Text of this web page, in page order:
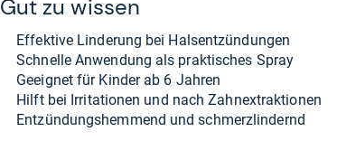
Gut zu wis­sen
Effek­tive Lin­de­rung bei Hals­ent­zün­dun­gen
Schnelle Anwen­dung als prak­ti­sches Spray
Geeig­net für Kin­der ab 6 Jah­ren
Hilft bei Irri­ta­tio­nen und nach Zah­n­ex­trak­tio­nen
Ent­zün­dungs­hem­mend und schmerz­lin­dernd